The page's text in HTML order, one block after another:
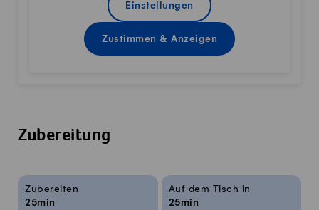
Einstellungen
Zustimmen & Anzeigen
Zubereitung
Rezeptinfos
Zubereiten
25min
Auf dem Tisch in
25min